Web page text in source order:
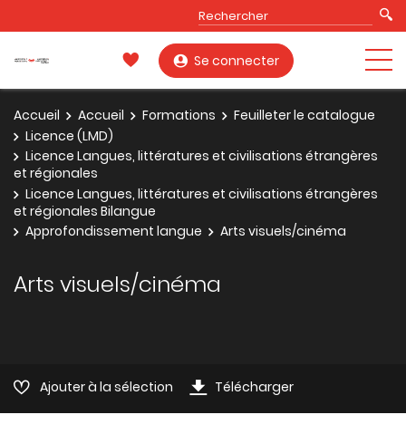
Se connecter
Accueil Accueil Formations
Feuilleter le catalogue
Licence (LMD)
Licence Langues, littératures et civilisations étrangères
et régionales
Licence Langues, littératures et civilisations étrangères
et régionales Bilangue
Approfondissement langue
Arts visuels/cinéma
Arts visuels/cinéma
Ajouter à la sélection Télécharger